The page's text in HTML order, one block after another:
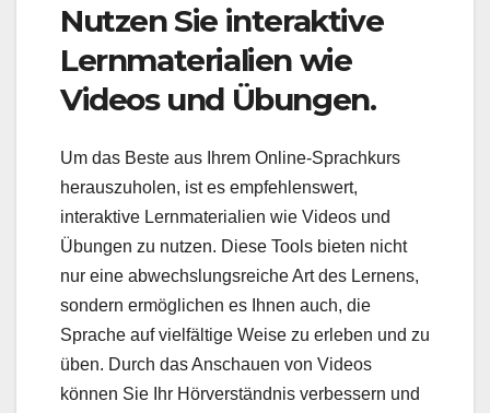
Nutzen Sie interaktive
Lernmaterialien wie
Videos und Übungen.
Um das Beste aus Ihrem Online-Sprachkurs
herauszuholen, ist es empfehlenswert,
interaktive Lernmaterialien wie Videos und
Übungen zu nutzen. Diese Tools bieten nicht
nur eine abwechslungsreiche Art des Lernens,
sondern ermöglichen es Ihnen auch, die
Sprache auf vielfältige Weise zu erleben und zu
üben. Durch das Anschauen von Videos
können Sie Ihr Hörverständnis verbessern und